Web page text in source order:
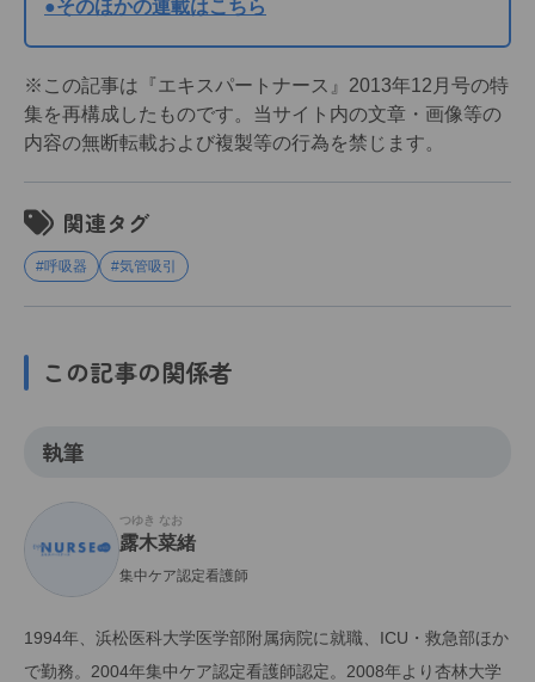
●そのほかの連載はこちら
※この記事は『エキスパートナース』2013年12月号の特
集を再構成したものです。当サイト内の文章・画像等の
内容の無断転載および複製等の行為を禁じます。
関連タグ
#呼吸器 #気管吸引
この記事の関係者
執筆
つゆき なお
露木菜緒
集中ケア認定看護師
1994年、浜松医科大学医学部附属病院に就職、ICU・救急部ほか
で勤務。2004年集中ケア認定看護師認定。2008年より杏林大学